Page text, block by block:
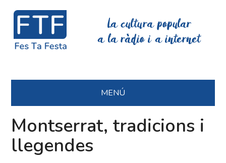
La cultura popular
a la ràdio i a internet
MENÚ
Montserrat, tradicions i
llegendes